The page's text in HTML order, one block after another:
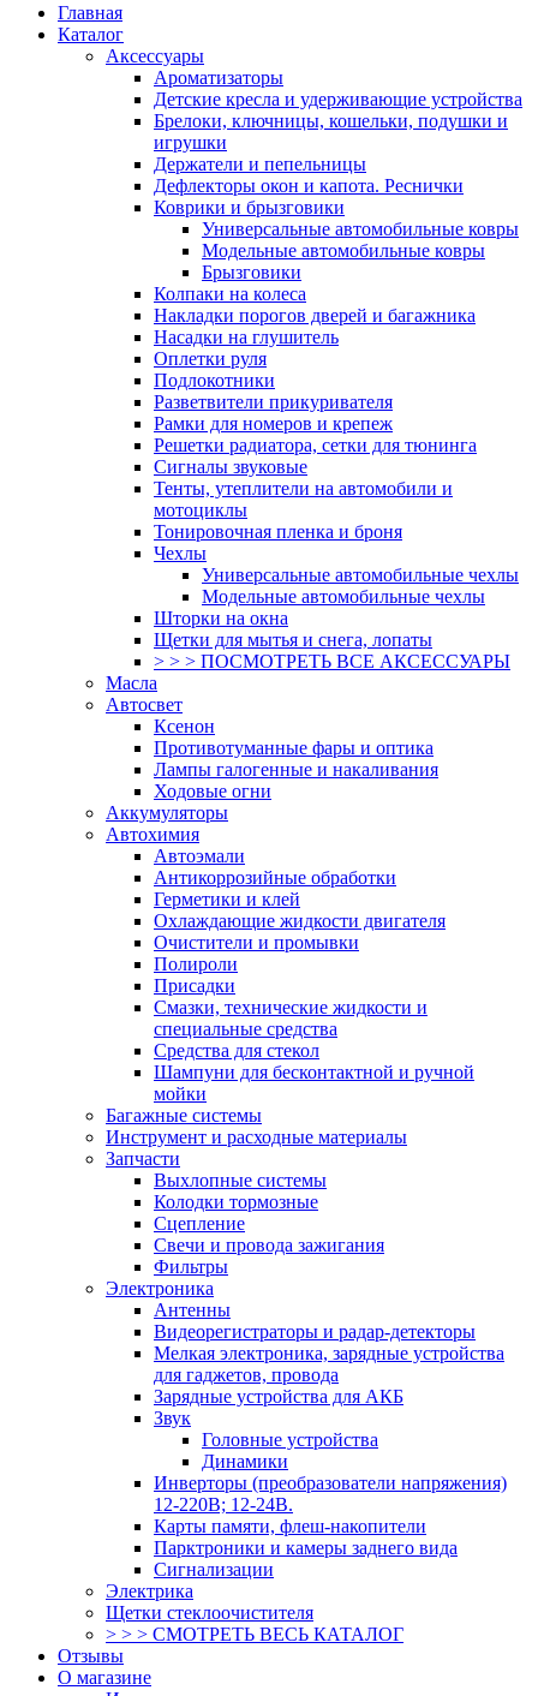
Главная
Каталог
Аксессуары
Ароматизаторы
Детские кресла и удерживающие устройства
Брелоки, ключницы, кошельки, подушки и
игрушки
Держатели и пепельницы
Дефлекторы окон и капота. Реснички
Коврики и брызговики
Универсальные автомобильные ковры
Модельные автомобильные ковры
Брызговики
Колпаки на колеса
Накладки порогов дверей и багажника
Насадки на глушитель
Оплетки руля
Подлокотники
Разветвители прикуривателя
Рамки для номеров и крепеж
Решетки радиатора, сетки для тюнинга
Сигналы звуковые
Тенты, утеплители на автомобили и
мотоциклы
Тонировочная пленка и броня
Чехлы
Универсальные автомобильные чехлы
Модельные автомобильные чехлы
Шторки на окна
Щетки для мытья и снега, лопаты
> > > ПОСМОТРЕТЬ ВСЕ АКСЕССУАРЫ
Масла
Автосвет
Ксенон
Противотуманные фары и оптика
Лампы галогенные и накаливания
Ходовые огни
Аккумуляторы
Автохимия
Автоэмали
Антикоррозийные обработки
Герметики и клей
Охлаждающие жидкости двигателя
Очистители и промывки
Полироли
Присадки
Смазки, технические жидкости и
специальные средства
Средства для стекол
Шампуни для бесконтактной и ручной
мойки
Багажные системы
Инструмент и расходные материалы
Запчасти
Выхлопные системы
Колодки тормозные
Сцепление
Свечи и провода зажигания
Фильтры
Электроника
Антенны
Видеорегистраторы и радар-детекторы
Мелкая электроника, зарядные устройства
для гаджетов, провода
Зарядные устройства для АКБ
Звук
Головные устройства
Динамики
Инверторы (преобразователи напряжения)
12-220В; 12-24В.
Карты памяти, флеш-накопители
Парктроники и камеры заднего вида
Сигнализации
Электрика
Щетки стеклоочистителя
> > > СМОТРЕТЬ ВЕСЬ КАТАЛОГ
Отзывы
О магазине